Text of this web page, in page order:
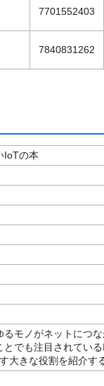
7701552403
7840831262
IoTの本
るモノがネットにつ
とでも注目されてい
大きな役割を紹介す